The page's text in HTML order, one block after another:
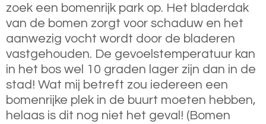
zoek een bomenrijk park op. Het bladerdak
van de bomen zorgt voor schaduw en het
aanwezig vocht wordt door de bladeren
vastgehouden. De gevoelstemperatuur kan
in het bos wel 10 graden lager zijn dan in de
stad! Wat mij betreft zou iedereen een
bomenrijke plek in de buurt moeten hebben,
helaas is dit nog niet het geval! (Bomen